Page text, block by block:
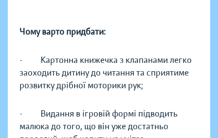
Чому варто придбати:
· Картонна книжечка з клапанами легко
заоходить дитину до читання та сприятиме
розвитку дрібної моторики рук;
· Видання в ігровій формі підводить
малюка до того, що він уже достатньо